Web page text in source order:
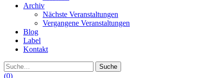
Archiv
Nächste Veranstaltungen
Vergangene Veranstaltungen
Blog
Label
Kontakt
Suche
(0)